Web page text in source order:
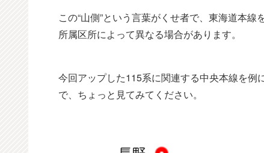
この“山側”という言葉がくせ者で、東海道本
所属区所によって異なる場合があります。
今回アップした115系に関連する中央本線を
で、ちょっと見てみてください。